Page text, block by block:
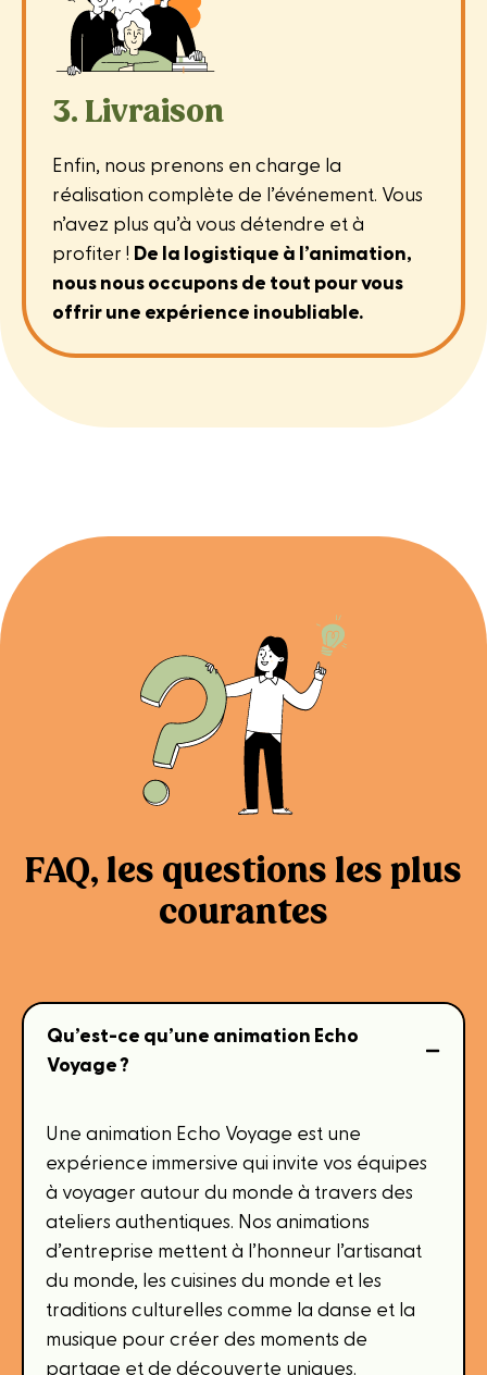
3. Livraison
Enfin, nous prenons en charge la
réalisation complète de l’événement. Vous
n’avez plus qu’à vous détendre et à
profiter ! De la logistique à l’animation,
nous nous occupons de tout pour vous
offrir une expérience inoubliable.
FAQ, les questions les plus
courantes
Qu’est-ce qu’une animation Echo
Voyage ?
Une animation Echo Voyage est une
expérience immersive qui invite vos équipes
à voyager autour du monde à travers des
ateliers authentiques. Nos animations
d’entreprise mettent à l’honneur l’artisanat
du monde, les cuisines du monde et les
traditions culturelles comme la danse et la
musique pour créer des moments de
partage et de découverte uniques.